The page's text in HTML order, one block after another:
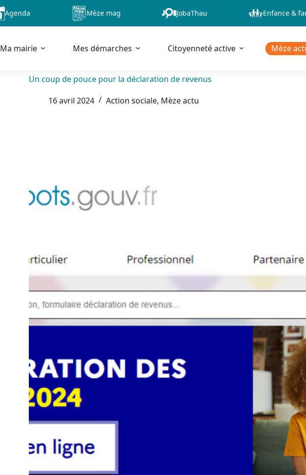
Agenda Mèze mag JobaThau Enfance &
Ma mairie Mes démarches Citoyenneté active Mèze
Un coup de pouce pour la déclaration de revenus
16 avril 2024
Action sociale, Mèze actu